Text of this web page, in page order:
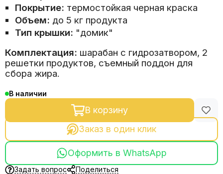
Покрытие: термостойкая черная краска
Объем: до 5 кг продукта
Тип крышки: "домик"
Комплектация: шарабан с гидрозатвором, 2
решетки продуктов, съемный поддон для
сбора жира.
В наличии
В корзину
Заказ в один клик
Оформить в WhatsApp
Задать вопрос Поделиться